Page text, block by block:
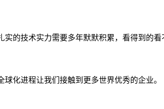
的技术实力需要多年默默积累，看得到的看
化进程让我们接触到更多世界优秀的企业。